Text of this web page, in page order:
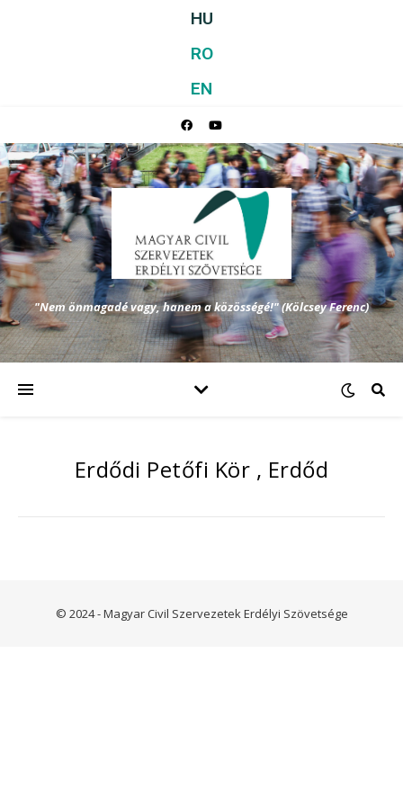
HU
RO
EN
"Nem önmagadé vagy, hanem a közösségé!" (Kölcsey Ferenc)
Erdődi Petőfi Kör , Erdőd
© 2024 - Magyar Civil Szervezetek Erdélyi Szövetsége